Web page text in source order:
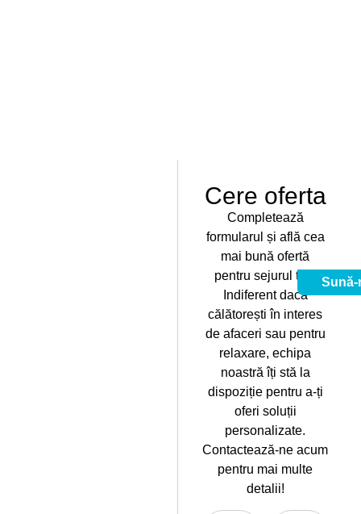
Sună-
Cere oferta
Completează
formularul și află cea
mai bună ofertă
pentru sejurul tău!
Indiferent dacă
călătorești în interes
de afaceri sau pentru
relaxare, echipa
noastră îți stă la
dispoziție pentru a-ți
oferi soluții
personalizate.
Contactează-ne acum
pentru mai multe
detalii!